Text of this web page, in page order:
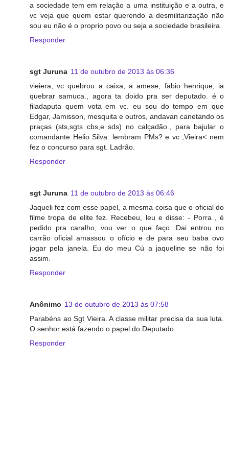
a sociedade tem em relação a uma instituição e a outra, e
vc veja que quem estar querendo a desmilitarização não
sou eu não é o proprio povo ou seja a sociedade brasileira.
Responder
sgt Juruna 11 de outubro de 2013 às 06:36
vieiera, vc quebrou a caixa, a amese, fabio henrique, ia
quebrar samuca., agora ta doido pra ser deputado. é o
filadaputa quem vota em vc. eu sou do tempo em que
Edgar, Jamisson, mesquita e outros, andavan canetando os
praças (sts,sgts cbs,e sds) no calçadão., para bajular o
comandante Helio Silva. lembram PMs? e vc ,Vieira< nem
fez o concurso para sgt. Ladrão.
Responder
sgt Juruna 11 de outubro de 2013 às 06:46
Jaqueli fez com esse papel, a mesma coisa que o oficial do
filme tropa de elite fez. Recebeu, leu e disse: - Porra , é
pedido pra caralho, vou ver o que faço. Dai entrou no
carrão oficial amassou o ofício e de para seu baba ovo
jogar pela janela. Eu do meu Cú a jaqueline se não foi
assim.
Responder
Anônimo 13 de outubro de 2013 às 07:58
Parabéns ao Sgt Vieira. A classe militar precisa da sua luta.
O senhor está fazendo o papel do Deputado.
Responder